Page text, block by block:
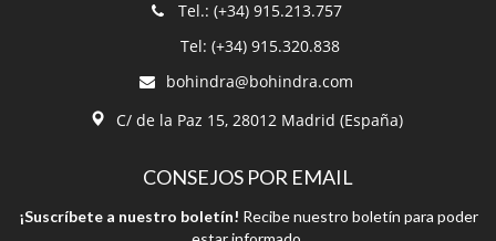
Tel: (+34) 915.320.838
bohindra@bohindra.com
C/ de la Paz 15, 28012 Madrid (España)
¡Suscríbete a nuestro boletín!Recibe nuestro boletín para poder